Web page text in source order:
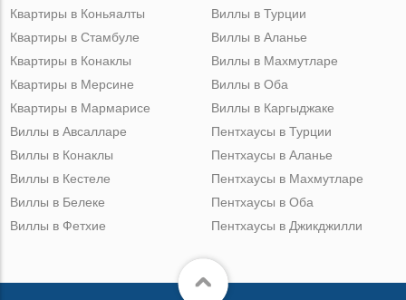
Квартиры в Коньяалты
Квартиры в Стамбуле
Квартиры в Конаклы
Квартиры в Мерсине
Квартиры в Мармарисе
Виллы в Турции
Виллы в Аланье
Виллы в Махмутларе
Виллы в Оба
Виллы в Каргыджаке
Виллы в Авсалларе
Виллы в Конаклы
Виллы в Кестеле
Виллы в Белеке
Виллы в Фетхие
Пентхаусы в Турции
Пентхаусы в Аланье
Пентхаусы в Махмутларе
Пентхаусы в Оба
Пентхаусы в Джикджилли